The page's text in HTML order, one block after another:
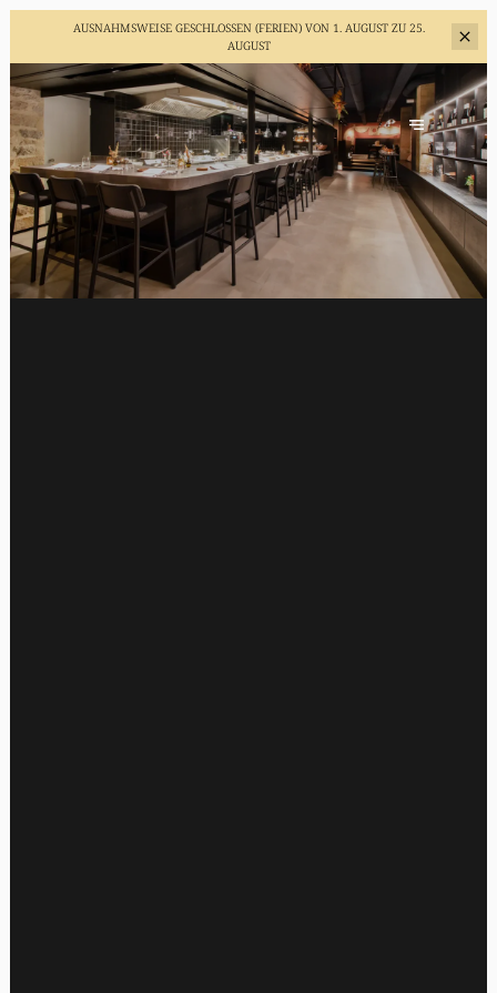
AUSNAHMSWEISE GESCHLOSSEN (FERIEN)VON 1. AUGUST ZU 25.
AUGUST